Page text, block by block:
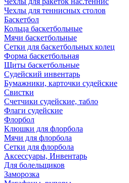
Чехлы для теннисных столов
Баскетбол
Кольца баскетбольные
Мячи баскетбольные
Сетки для баскетбольных колец
Форма баскетбольная
Щиты баскетбольные
Судейский инвентарь
Бумажники, карточки судейские
Свистки
Счетчики судейские, табло
Флаги судейские
Флорбол
Клюшки для флорбола
Мячи для флорбола
Сетки для флорбола
Аксессуары, Инвентарь
Для болельщиков
Заморозка